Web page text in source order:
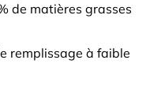
de matières grasses
remplissage à faible